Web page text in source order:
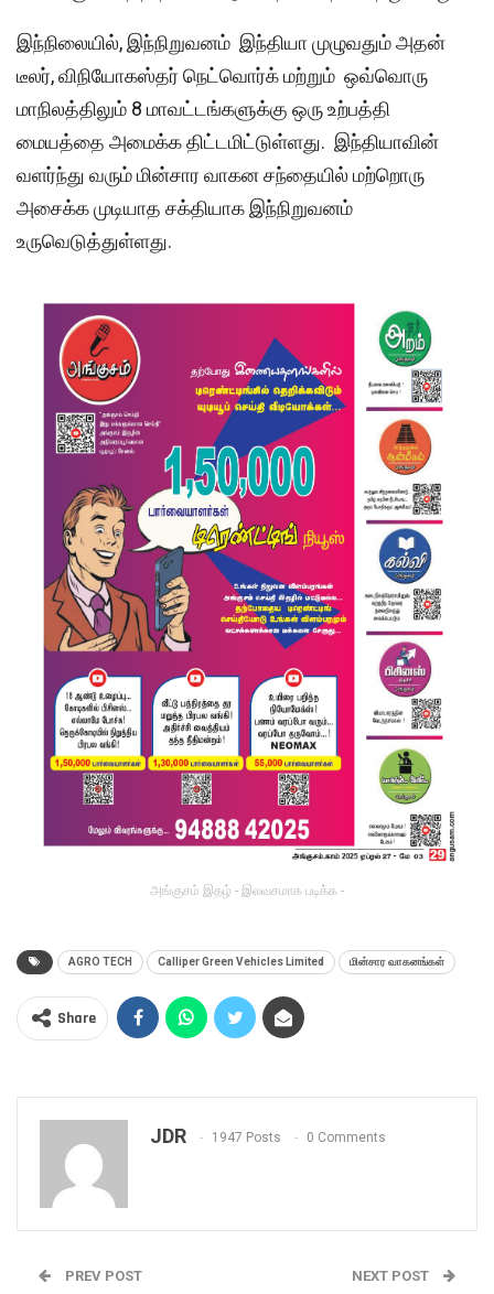
இந்நிலையில், இந்நிறுவனம் இந்தியா முழுவதும் அதன்
டீலர், விநியோகஸ்தர் நெட்வொர்க் மற்றும் ஒவ்வொரு
மாநிலத்திலும் 8 மாவட்டங்களுக்கு ஒரு உற்பத்தி
மையத்தை அமைக்க திட்டமிட்டுள்ளது. இந்தியாவின்
வளர்ந்து வரும் மின்சார வாகன சந்தையில் மற்றொரு
அசைக்க முடியாத சக்தியாக இந்நிறுவனம்
உருவெடுத்துள்ளது.
அங்குசம் இதழ் - இலவசமாக படிக்க -
AGRO TECH Calliper Green Vehicles Limited மின்சார வாகனங்கள்
Share
JDR 1947 Posts 0 Comments
PREV POST NEXT POST